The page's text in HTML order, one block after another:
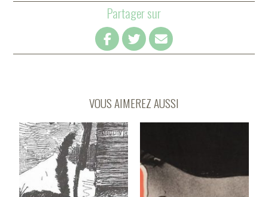
Partager sur
VOUS AIMEREZ AUSSI